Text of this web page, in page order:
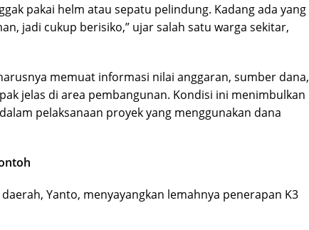
pakai helm atau sepatu pelindung. Kadang ada yang
jadi cukup berisiko,” ujar salah satu warga sekitar,
memuat informasi nilai anggaran, sumber dana,
jelas di area pembangunan. Kondisi ini menimbulkan
pelaksanaan proyek yang menggunakan dana
Yanto, menyayangkan lemahnya penerapan K3